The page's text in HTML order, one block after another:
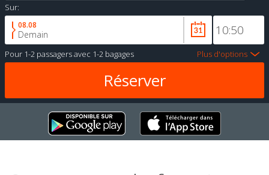
Sur:
08.08
Demain
Pour 1-2 passagersavec 1-2 bagages Plus d'options